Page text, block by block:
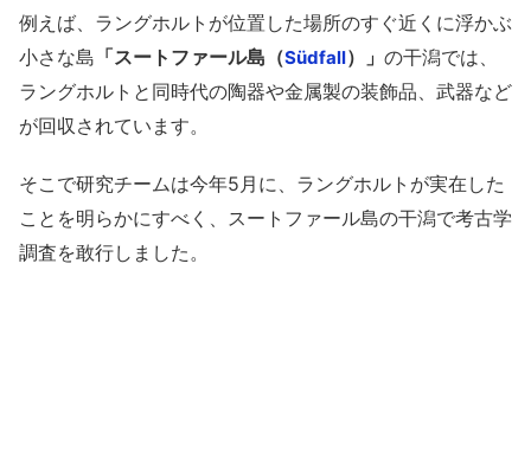
例えば、ラングホルトが位置した場所のすぐ近くに浮かぶ
小さな島 「スートファール島（Südfall）」 の干潟では、
ラングホルトと同時代の陶器や金属製の装飾品、武器など
が回収されています。
そこで研究チームは今年5月に、ラングホルトが実在した
ことを明らかにすべく、スートファール島の干潟で考古学
調査を敢行しました。